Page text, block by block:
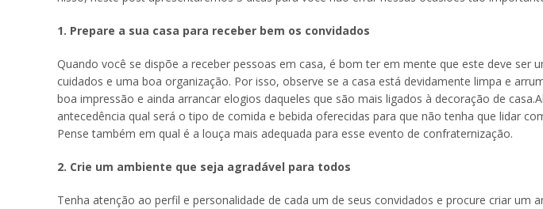
1. Prepare a sua casa para receber bem os convidados
Quando você se dispõe a receber pessoas em casa, é bom ter em mente que este deve ser
cuidados e uma boa organização. Por isso, observe se a casa está devidamente limpa e
boa impressão e ainda arrancar elogios daqueles que são mais ligados à decoração de
antecedência qual será o tipo de comida e bebida oferecidas para que não tenha que lidar
Pense também em qual é a louça mais adequada para esse evento de confraternização.
2. Crie um ambiente que seja agradável para todos
Tenha atenção ao perfil e personalidade de cada um de seus convidados e procure criar um